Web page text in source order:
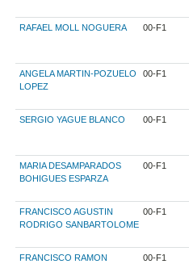
RAFAEL MOLL NOGUERA 00-F1
ANGELA MARTIN-POZUELO
LOPEZ
00-F1
SERGIO YAGUE BLANCO 00-F1
MARIA DESAMPARADOS
BOHIGUES ESPARZA
00-F1
FRANCISCO AGUSTIN
RODRIGO SANBARTOLOME
00-F1
FRANCISCO RAMON
00-F1